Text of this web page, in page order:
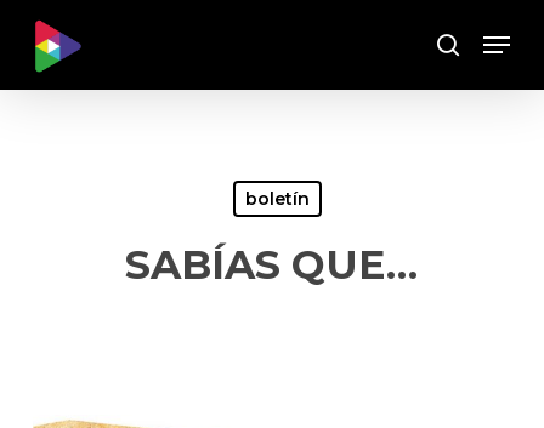
main
Buscar
Menu
boletín
SABÍAS QUE…